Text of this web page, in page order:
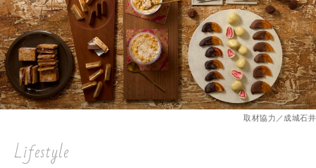
取材協力／成城石井
Lifestyle